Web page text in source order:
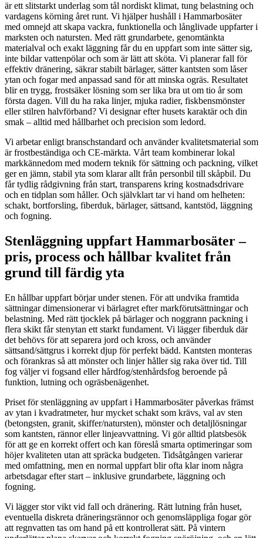
är ett slitstarkt underlag som tål nordiskt klimat, tung belastning och
vardagens körning året runt. Vi hjälper hushåll i Hammarbosäter
med omnejd att skapa vackra, funktionella och långlivade uppfarter i
marksten och natursten. Med rätt grundarbete, genomtänkta
materialval och exakt läggning får du en uppfart som inte sätter sig,
inte bildar vattenpölar och som är lätt att sköta. Vi planerar fall för
effektiv dränering, säkrar stabilt bärlager, sätter kantsten som låser
ytan och fogar med anpassad sand för att minska ogräs. Resultatet
blir en trygg, frostsäker lösning som ser lika bra ut om tio år som
första dagen. Vill du ha raka linjer, mjuka radier, fiskbensmönster
eller stilren halvförband? Vi designar efter husets karaktär och din
smak – alltid med hållbarhet och precision som ledord.
Vi arbetar enligt branschstandard och använder kvalitetsmaterial som
är frostbeständiga och CE-märkta. Vårt team kombinerar lokal
markkännedom med modern teknik för sättning och packning, vilket
ger en jämn, stabil yta som klarar allt från personbil till skåpbil. Du
får tydlig rådgivning från start, transparens kring kostnadsdrivare
och en tidplan som håller. Och självklart tar vi hand om helheten:
schakt, bortforsling, fiberduk, bärlager, sättsand, kantstöd, läggning
och fogning.
Stenläggning uppfart Hammarbosäter –
pris, process och hållbar kvalitet från
grund till färdig yta
En hållbar uppfart börjar under stenen. För att undvika framtida
sättningar dimensionerar vi bärlagret efter markförutsättningar och
belastning. Med rätt tjocklek på bärlager och noggrann packning i
flera skikt får stenytan ett starkt fundament. Vi lägger fiberduk där
det behövs för att separera jord och kross, och använder
sättsand/sättgrus i korrekt djup för perfekt bädd. Kantsten monteras
och förankras så att mönster och linjer håller sig raka över tid. Till
fog väljer vi fogsand eller hårdfog/stenhårdsfog beroende på
funktion, lutning och ogräsbenägenhet.
Priset för stenläggning av uppfart i Hammarbosäter påverkas främst
av ytan i kvadratmeter, hur mycket schakt som krävs, val av sten
(betongsten, granit, skiffer/natursten), mönster och detaljlösningar
som kantsten, rännor eller linjeavvattning. Vi gör alltid platsbesök
för att ge en korrekt offert och kan föreslå smarta optimeringar som
höjer kvaliteten utan att spräcka budgeten. Tidsåtgången varierar
med omfattning, men en normal uppfart blir ofta klar inom några
arbetsdagar efter start – inklusive grundarbete, läggning och
fogning.
Vi lägger stor vikt vid fall och dränering. Rätt lutning från huset,
eventuella diskreta dräneringsrännor och genomsläppliga fogar gör
att regnvatten tas om hand på ett kontrollerat sätt. På vintern